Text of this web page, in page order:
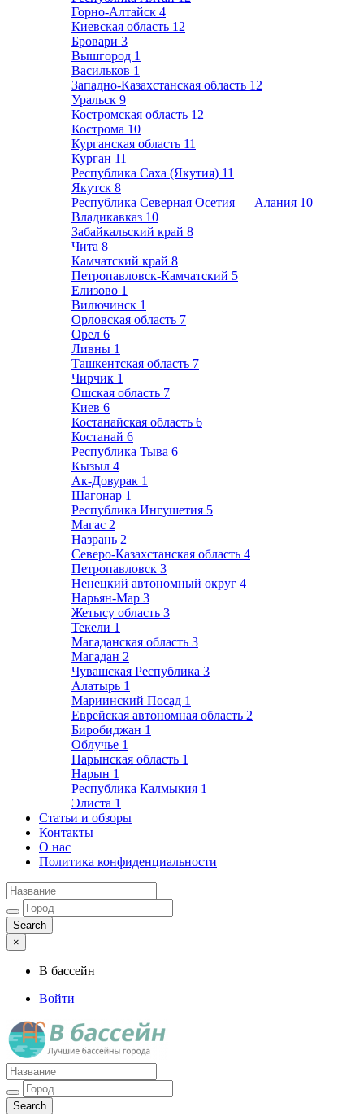
Горно-Алтайск 4
Киевская область 12
Бровари 3
Вышгород 1
Васильков 1
Западно-Казахстанская область 12
Уральск 9
Костромская область 12
Кострома 10
Курганская область 11
Курган 11
Республика Саха (Якутия) 11
Якутск 8
Республика Северная Осетия — Алания 10
Владикавказ 10
Забайкальский край 8
Чита 8
Камчатский край 8
Петропавловск-Камчатский 5
Елизово 1
Вилючинск 1
Орловская область 7
Орел 6
Ливны 1
Ташкентская область 7
Чирчик 1
Ошская область 7
Киев 6
Костанайская область 6
Костанай 6
Республика Тыва 6
Кызыл 4
Ак-Довурак 1
Шагонар 1
Республика Ингушетия 5
Магас 2
Назрань 2
Северо-Казахстанская область 4
Петропавловск 3
Ненецкий автономный округ 4
Нарьян-Мар 3
Жетысу область 3
Текели 1
Магаданская область 3
Магадан 2
Чувашская Республика 3
Алатырь 1
Мариинский Посад 1
Еврейская автономная область 2
Биробиджан 1
Облучье 1
Нарынская область 1
Нарын 1
Республика Калмыкия 1
Элиста 1
Статьи и обзоры
Контакты
О нас
Политика конфиденциальности
×
В бассейн
Войти
Лучшие бассейны города